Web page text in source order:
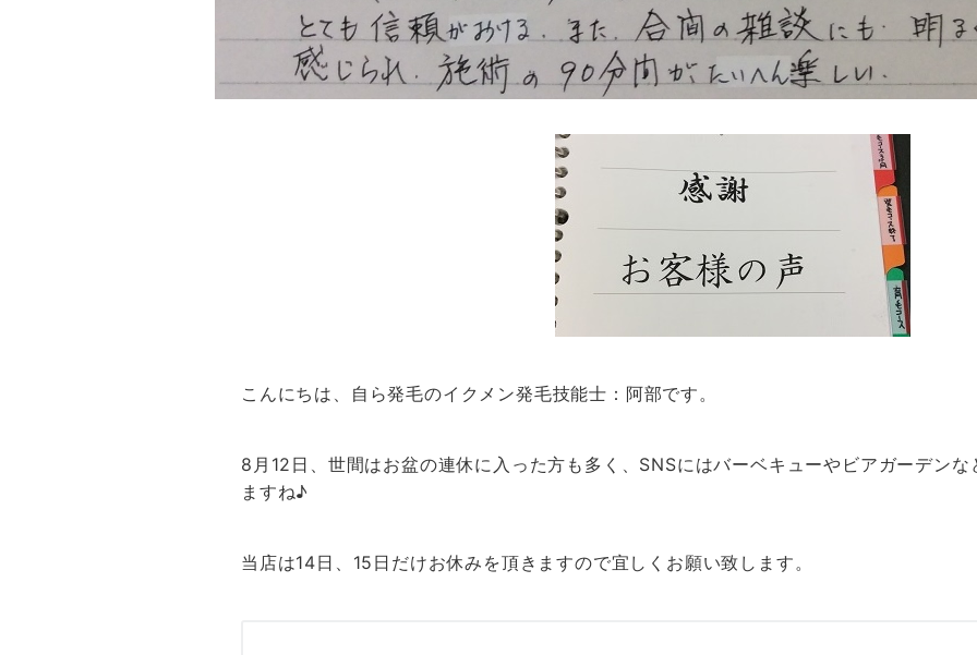
こんにちは、自ら発毛のイクメン発毛技能士：阿部です。
8月12日、世間はお盆の連休に入った方も多く、SNSにはバーベキューやビアガーデン
ますね♪
当店は14日、15日だけお休みを頂きますので宜しくお願い致します。